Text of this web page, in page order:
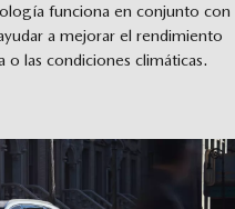
funciona en conjunto con
a mejorar el rendimiento
las condiciones climáticas.